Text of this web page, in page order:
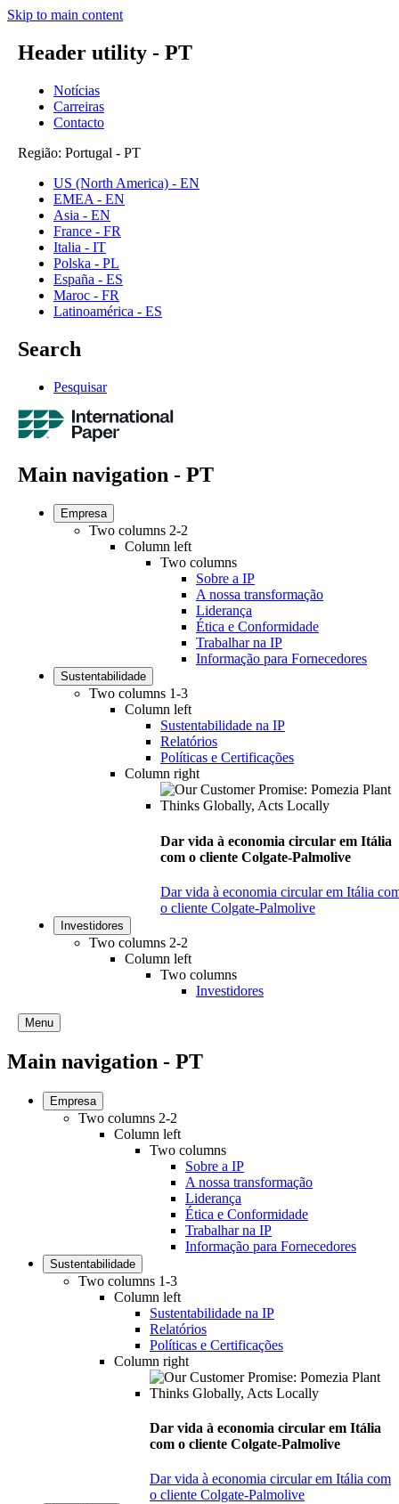
Skip to main content
Header utility - PT
Notícias
Carreiras
Contacto
Região: Portugal - PT
US (North America) - EN
EMEA - EN
Asia - EN
France - FR
Italia - IT
Polska - PL
España - ES
Maroc - FR
Latinoamérica - ES
Search
Pesquisar
Main navigation - PT
Empresa
Two columns 2-2
Column left
Two columns
Sobre a IP
A nossa transformação
Liderança
Ética e Conformidade
Trabalhar na IP
Informação para Fornecedores
Sustentabilidade
Two columns 1-3
Column left
Sustentabilidade na IP
Relatórios
Políticas e Certificações
Column right
Dar vida à economia circular em Itália
com o cliente Colgate-Palmolive
Dar vida à economia circular em Itália
o cliente Colgate-Palmolive
Investidores
Two columns 2-2
Column left
Two columns
Investidores
Menu
Main navigation - PT
Empresa
Two columns 2-2
Column left
Two columns
Sobre a IP
A nossa transformação
Liderança
Ética e Conformidade
Trabalhar na IP
Informação para Fornecedores
Sustentabilidade
Two columns 1-3
Column left
Sustentabilidade na IP
Relatórios
Políticas e Certificações
Column right
Dar vida à economia circular em Itália
com o cliente Colgate-Palmolive
Dar vida à economia circular em Itália com
o cliente Colgate-Palmolive